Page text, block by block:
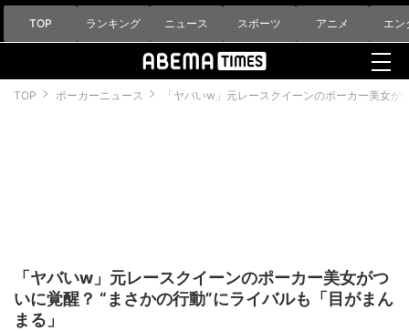
TOP ランキング ニュース スポーツ アニメ エン
TOP ポーカーニュース 「ヤバいw」元レースクイーンのポーカー美女
「ヤバいw」元レースクイーンのポーカー美女がつ
いに覚醒？ “まさかの行動”にライバルも「目がまん
まる」